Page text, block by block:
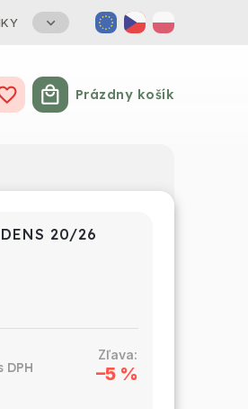
Nákupný košík
Prázdny košík
20/26
–5 %